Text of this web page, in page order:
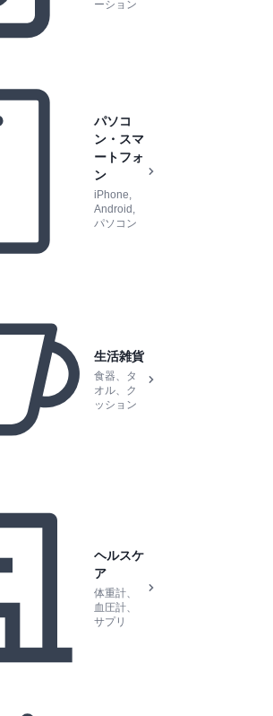
ーション
パソコ
ン・スマ
ートフォ
ン
iPhone,
Android,
パソコン
生活雑貨
食器、タ
オル、ク
ッション
ヘルスケ
ア
体重計、
血圧計、
サプリ